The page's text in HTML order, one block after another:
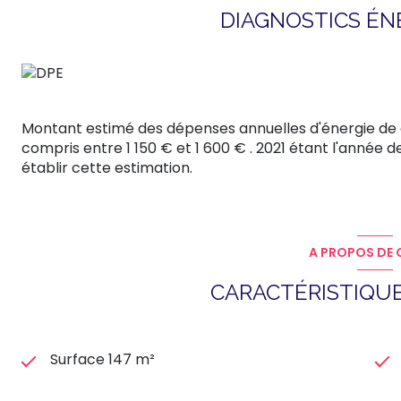
DIAGNOSTICS
Montant estimé des dépenses annuelles d'énergie
compris entre 1 150 € et 1 600 € . 2021 étant l'année
établir cette estimation.
A PROPOS DE
Surface 147 m²